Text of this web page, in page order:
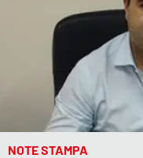
NOTE STAMPA